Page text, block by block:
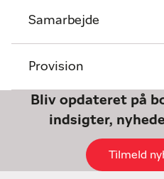
Samarbejde
Provision
Bliv opdateret på
indsigter,
Tilmeld